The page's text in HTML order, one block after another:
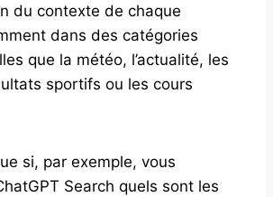
du contexte de chaque
dans des catégories
que la météo, l’actualité, les
sportifs ou les cours
si, par exemple, vous
Search quels sont les